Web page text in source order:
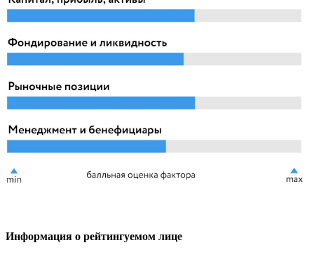
Информация о рейтингуемом лице